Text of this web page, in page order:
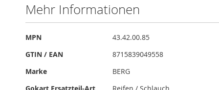
springen
Mehr Informationen
Mehr
MPN
43.42.00.85
GTIN / EAN
8715839049558
Marke
BERG